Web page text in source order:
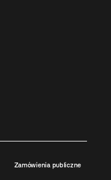
Zamówienia publiczne